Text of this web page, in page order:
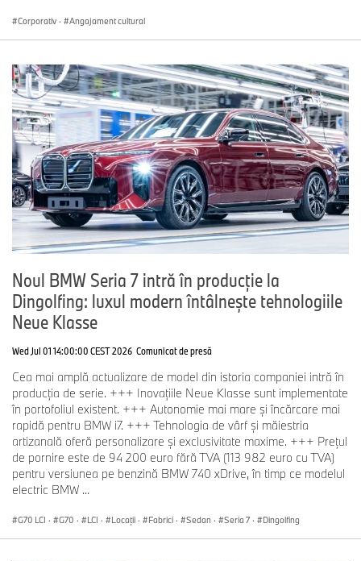
Corporativ · Angajament cultural
Noul BMW Seria 7 intră în producție la
Dingolfing: luxul modern întâlnește tehnologiile
Neue Klasse
Wed Jul 01 14:00:00 CEST 2026 Comunicat de presă
Cea mai amplă actualizare de model din istoria companiei intră în
producția de serie. +++ Inovațiile Neue Klasse sunt implementate
în portofoliul existent. +++ Autonomie mai mare și încărcare mai
rapidă pentru BMW i7. +++ Tehnologia de vârf și măiestria
artizanală oferă personalizare și exclusivitate maxime. +++ Preţul
de pornire este de 94 200 euro fără TVA (113 982 euro cu TVA)
pentru versiunea pe benzină BMW 740 xDrive, în timp ce modelul
electric BMW ...
G70 LCI · G70 · LCI · Locații · Fabrici · Sedan · Seria 7 · Dingolfing